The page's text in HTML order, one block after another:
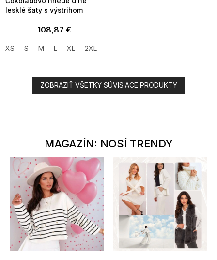
lesklé šaty s výstrihom
108,87 €
XS S M L XL 2XL
ZOBRAZIŤ VŠETKY SÚVISIACE PRODUKTY
MAGAZÍN: NOSÍ TRENDY